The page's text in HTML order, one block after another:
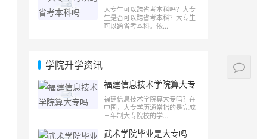
大专生可以跨省考本科吗？大专
生是否可以跨省考本科？大专生
可以跨省考本科。依...
学院升学资讯
福建信息技术学院算大专
吗
福建信息技术学院算大专吗？在
中国，大专学历通常指的是完成
三年制大专院校的学...
武术学院毕业是大专吗